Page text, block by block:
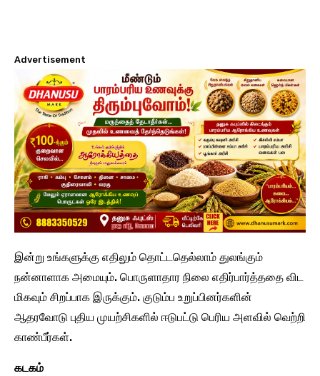
Advertisement
இன்று உங்களுக்கு எதிலும் தொட்டதெல்லாம் துலங்கும்
நன்னாளாக அமையும். பொருளாதார நிலை எதிர்பார்த்ததை விட
மிகவும் சிறப்பாக இருக்கும். குடும்ப உறுப்பினர்களின்
ஆதரவோடு புதிய முயற்சிகளில் ஈடுபட்டு பெரிய அளவில் வெற்றி
காண்பீர்கள்.
கடகம்